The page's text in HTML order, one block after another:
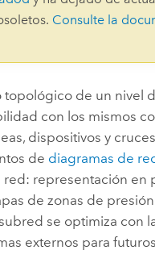
Explorar la gestión de
Consulte la
de un nivel
con los mismos
dispositivos y
de diagramas de
representación en
de zonas de presión
se optimiza con
externos para